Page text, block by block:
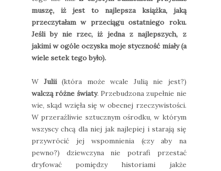
muszę, iż jest to najlepsza książka, jaką
przeczytałam w przeciągu ostatniego roku.
Jeśli by nie rzec, iż jedna z najlepszych, z
jakimi w ogóle oczyska moje styczność miały (a
wiele setek tego było).
W Julii(która może wcale Julią nie jest?)
walczą różne światy. Przebudzona zupełnie nie
wie, skąd wzięła się w obecnej rzeczywistości.
W przeraźliwie sztucznym ośrodku, w którym
wszyscy chcą dla niej jak najlepiej i starają się
przywrócić jej wspomnienia (czy aby na
pewno?) dziewczyna nie potrafi przestać
dryfować pomiędzy historiami jakże